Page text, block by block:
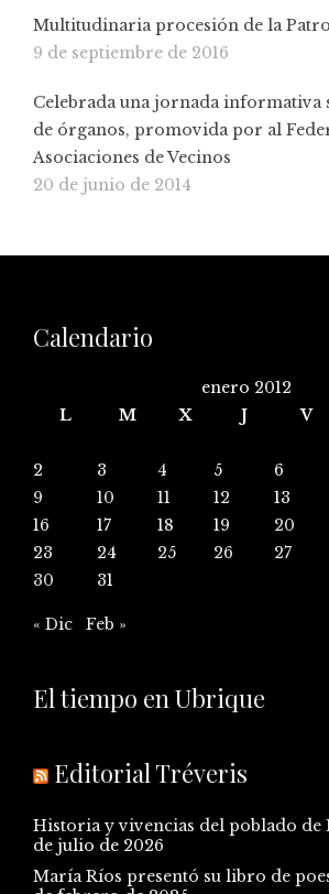
Multitudinaria procesión de la
9 de septiembre de 2016
Celebrada una jornada informativa
de órganos, promovida por al
Asociaciones de Vecinos
20 de junio de 2014
Calendario
enero 2012
L
M X J V
2
3 4 5 6
9
10 11 12 13
16
17 18 19 20
23
24 25 26 27
30
31
« Dic Feb »
El tiempo en Ubrique
Editorial Tréveris
Historia y vivencias del poblado de
de julio de 2026
María Ríos presentó su libro de